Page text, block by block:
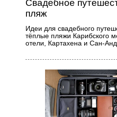
Свадебное
пляж
Идеи для свадебного
тёплые пляжи Карибского
отели, Картахена и Сан-